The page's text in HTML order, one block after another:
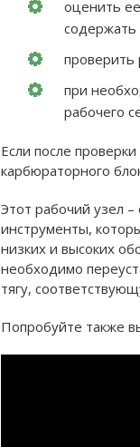
оценить
содержать
проверить
при
рабочего
Если после
карбюраторного
Этот рабочий узел
инструменты,
низких и высоких
необходимо
тягу,
Попробуйте также